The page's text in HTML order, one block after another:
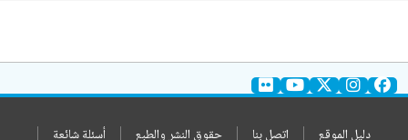
دليل الموقع اتصل بنا حقوق النشر والطبع أسئلة شائعة